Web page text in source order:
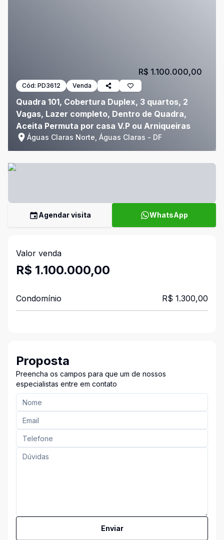
Cód: PD3612 Venda
Quadra 101, Cobertura Duplex, 3 quartos, 2
Vagas, Lazer completo, Dentro de Quadra,
Aceita Permuta por casa V.P ou Arniqueiras
Águas Claras Norte, Águas Claras - DF
R$ 1.100.000,00
Agendar visita WhatsApp
Valor venda
R$ 1.100.000,00
Condomínio R$ 1.300,00
Proposta
Preencha os campos para que um de nossos
especialistas entre em contato
Enviar